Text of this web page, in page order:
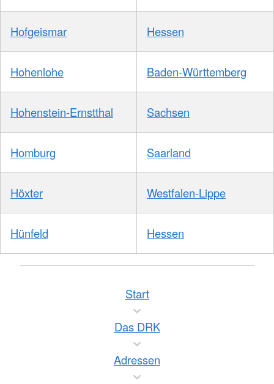
Hofgeismar Hessen
Hohenlohe Baden-Württemberg
Hohenstein-Ernstthal Sachsen
Homburg Saarland
Höxter Westfalen-Lippe
Hünfeld Hessen
Start
Das DRK
Adressen